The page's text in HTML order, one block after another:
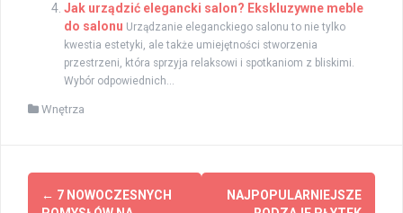
Jak urządzić elegancki salon? Ekskluzywne meble
do salonu Urządzanie eleganckiego salonu to nie tylko
kwestia estetyki, ale także umiejętności stworzenia
przestrzeni, która sprzyja relaksowi i spotkaniom z bliskimi.
Wybór odpowiednich...
Wnętrza
Zobacz
← 7 NOWOCZESNYCH
NAJPOPULARNIEJSZE